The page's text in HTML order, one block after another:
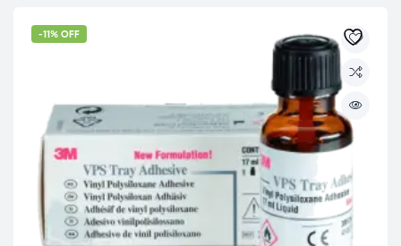
-11% OFF